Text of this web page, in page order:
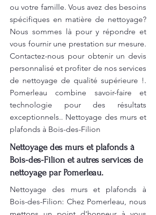
ou votre famille. Vous avez des besoins
spécifiques en matière de nettoyage?
Nous sommes là pour y répondre et
vous fournir une prestation sur mesure.
Contactez-nous pour obtenir un devis
personnalisé et profiter de nos services
de nettoyage de qualité supérieure !.
Pomerleau combine savoir-faire et
technologie pour des résultats
exceptionnels.. Nettoyage des murs et
plafonds à Bois-des-Filion
Nettoyage des murs et plafonds à
Bois-des-Filion et autres services de
nettoyage par Pomerleau.
Nettoyage des murs et plafonds à
Bois-des-Filion: Chez Pomerleau, nous